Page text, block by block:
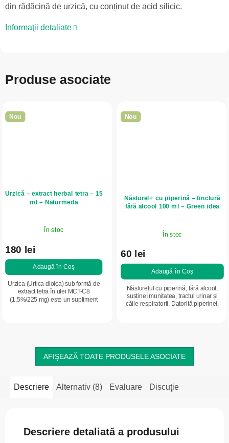
din rădăcină de urzică, cu conținut de acid silicic.
Informaţii detaliate
Produse asociate
Nou
Urzică – extract herbal tetra – 15
ml – Naturmeda
În stoc
180 lei
Adaugă în Coş
Urzica (Urtica dioica) sub formă de
extract tetra în ulei MCT-C8
(1,5%/225 mg) este un supliment
Nou
Năsturel+ cu piperină – tinctură
fără alcool 100 ml – Green idea
În stoc
60 lei
Adaugă în Coş
Năsturelul cu piperină, fără alcool,
susține imunitatea, tractul urinar și
căile respiratorii. Datorită piperinei,
AFIŞEAZĂ TOATE PRODUSELE ASOCIATE
Descriere Alternativ (8) Evaluare Discuţie
Descriere detaliată a produsului